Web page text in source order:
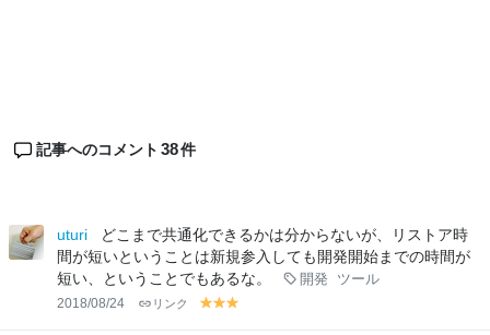
記事へのコメント 38件
uturi
どこまで共通化できるかは分からないが、リストア時
間が短いということは新規参入しても開発開始までの時間が
短い、ということでもあるな。
開発 ツール
2018/08/24 リンク
y y